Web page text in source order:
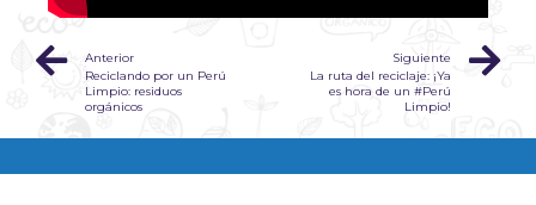
Anterior
Reciclando por un Perú
Limpio: residuos
orgánicos
Siguiente
La ruta del reciclaje: ¡Ya
es hora de un #Perú
Limpio!